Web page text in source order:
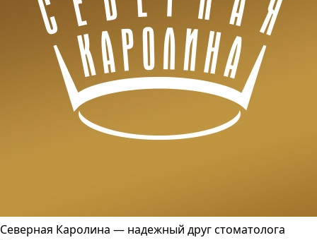
Северная Каролина — надежный друг стоматолога